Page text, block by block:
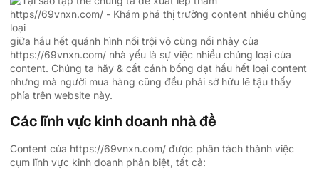
giữa hầu hết quánh hình nổi trội vô cùng nổi nhảy của
https://69vnxn.com/ nhà yếu là sự việc nhiều chủng loại của
content. Chúng ta hãy & cất cánh bổng dạt hầu hết loại content
nhưng mà người mua hàng cũng đều phải sở hữu lẽ tậu thấy
phía trên website này.
Các lĩnh vực kinh doanh nhà đề
Content của https://69vnxn.com/ được phân tách thành việc
cụm lĩnh vực kinh doanh phân biệt, tất cả: